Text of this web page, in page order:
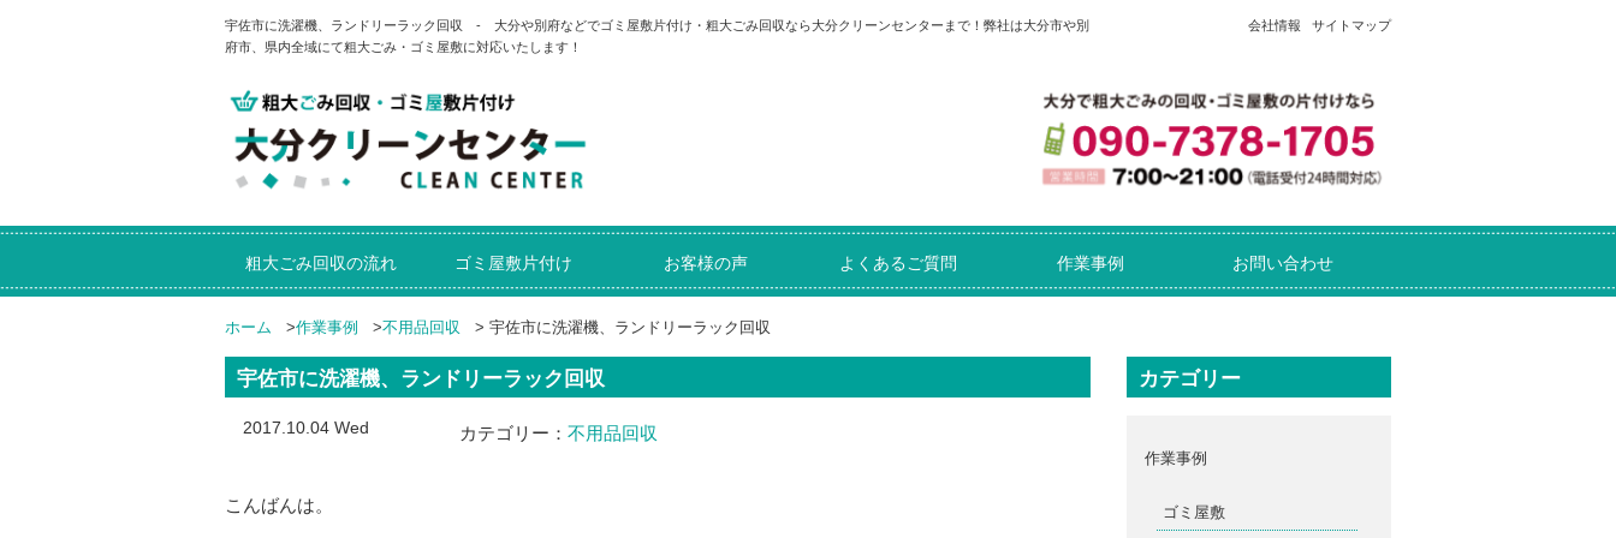
宇佐市に洗濯機、ランドリーラック回収 - 大分や別府などでゴミ屋敷片付け・粗大ごみ回収なら大分クリーンセンターまで！弊社は大分市や別
府市、県内全域にて粗大ごみ・ゴミ屋敷に対応いたします！
会社情報 サイトマップ
粗大ごみ回収の流れ ゴミ屋敷片付け お客様の声 よくあるご質問 作業事例 お問い合わせ
ホーム >作業事例 >不用品回収 > 宇佐市に洗濯機、ランドリーラック回収
宇佐市に洗濯機、ランドリーラック回収
2017.10.04 Wed カテゴリー： 不用品回収
こんばんは。
カテゴリー
作業事例
ゴミ屋敷